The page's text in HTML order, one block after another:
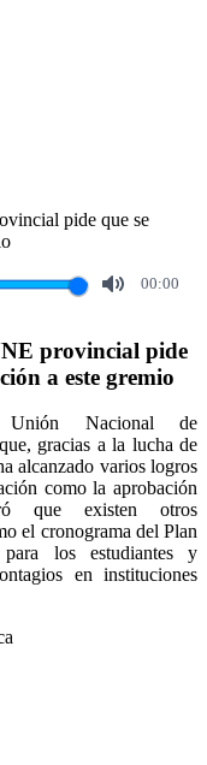
00:00
provincial pide
a este gremio
Nacional de
gracias a la lucha de
alcanzado varios logros
como la aprobación
que existen otros
el cronograma del Plan
los estudiantes y
en instituciones